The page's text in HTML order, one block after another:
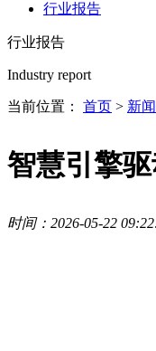
行业报告
行业报告
Industry report
当前位置： 首页 > 新
智慧引擎
时间：2026-05-22